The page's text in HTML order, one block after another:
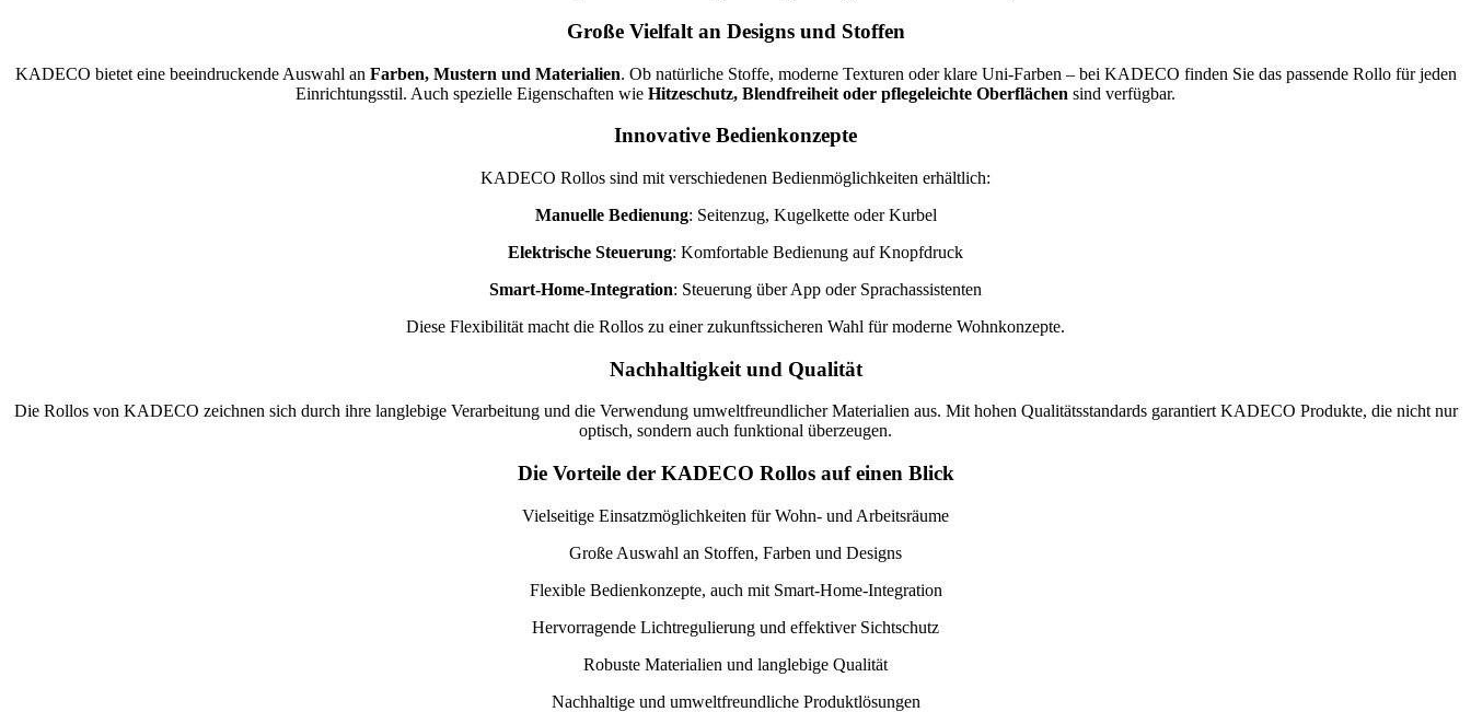
Große Vielfalt an Designs und Stoffen
KADECO bietet eine beeindruckende Auswahl an Farben, Mustern und Materialien. Ob natürliche Stoffe, moderne Texturen oder klare Uni-Farben – bei KADECO finden Sie das passende Rollo für jeden
Einrichtungsstil. Auch spezielle Eigenschaften wie Hitzeschutz, Blendfreiheit oder pflegeleichte Oberflächen sind verfügbar.
Innovative Bedienkonzepte
KADECO Rollos sind mit verschiedenen Bedienmöglichkeiten erhältlich:
Manuelle Bedienung: Seitenzug, Kugelkette oder Kurbel
Elektrische Steuerung: Komfortable Bedienung auf Knopfdruck
Smart-Home-Integration: Steuerung über App oder Sprachassistenten
Diese Flexibilität macht die Rollos zu einer zukunftssicheren Wahl für moderne Wohnkonzepte.
Nachhaltigkeit und Qualität
Die Rollos von KADECO zeichnen sich durch ihre langlebige Verarbeitung und die Verwendung umweltfreundlicher Materialien aus. Mit hohen Qualitätsstandards garantiert KADECO Produkte, die nicht nur
optisch, sondern auch funktional überzeugen.
Die Vorteile der KADECO Rollos auf einen Blick
Vielseitige Einsatzmöglichkeiten für Wohn- und Arbeitsräume
Große Auswahl an Stoffen, Farben und Designs
Flexible Bedienkonzepte, auch mit Smart-Home-Integration
Hervorragende Lichtregulierung und effektiver Sichtschutz
Robuste Materialien und langlebige Qualität
Nachhaltige und umweltfreundliche Produktlösungen